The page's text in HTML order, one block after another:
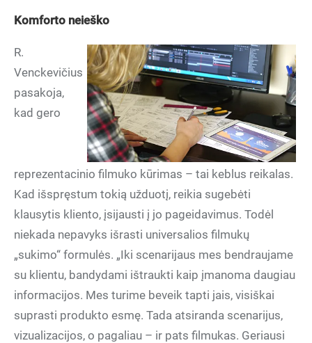
Komforto neieško
R.
Venckevičius
pasakoja,
kad gero
reprezentacinio filmuko kūrimas – tai keblus reikalas.
Kad išspręstum tokią užduotį, reikia sugebėti
klausytis kliento, įsijausti į jo pageidavimus. Todėl
niekada nepavyks išrasti universalios filmukų
„sukimo“ formulės. „Iki scenarijaus mes bendraujame
su klientu, bandydami ištraukti kaip įmanoma daugiau
informacijos. Mes turime beveik tapti jais, visiškai
suprasti produkto esmę. Tada atsiranda scenarijus,
vizualizacijos, o pagaliau – ir pats filmukas. Geriausi